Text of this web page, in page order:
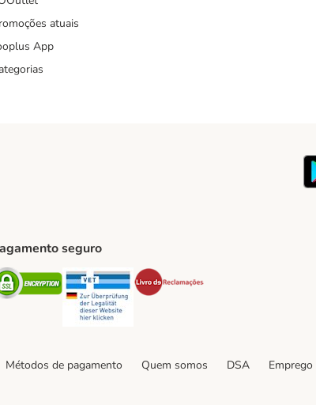
atuais
App
seguro
Security Security
Métodos de pagamento Quem somos DSA Emprego